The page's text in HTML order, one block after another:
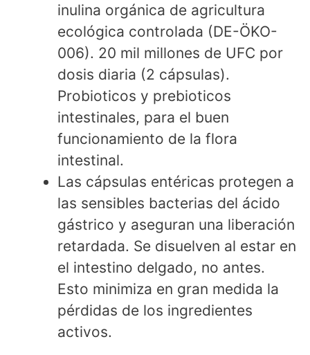
inulina orgánica de agricultura
ecológica controlada (DE-ÖKO-
006). 20 mil millones de UFC por
dosis diaria (2 cápsulas).
Probioticos y prebioticos
intestinales, para el buen
funcionamiento de la flora
intestinal.
Las cápsulas entéricas protegen a
las sensibles bacterias del ácido
gástrico y aseguran una liberación
retardada. Se disuelven al estar en
el intestino delgado, no antes.
Esto minimiza en gran medida la
pérdidas de los ingredientes
activos.